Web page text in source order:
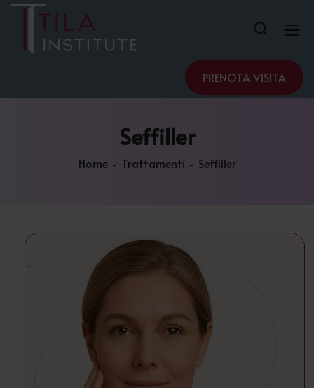
PRENOTA VISITA
Seffiller
Home Trattamenti Seffiller